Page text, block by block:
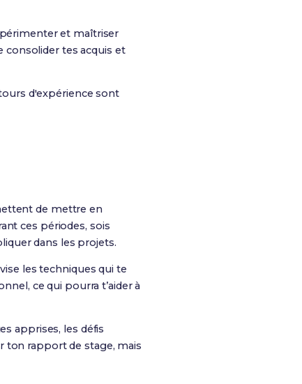
et maîtriser
consolider tes acquis et
d'expérience sont
de mettre en
ces périodes, sois
dans les projets.
les techniques qui te
ce qui pourra t’aider à
apprises, les défis
ton rapport de stage, mais